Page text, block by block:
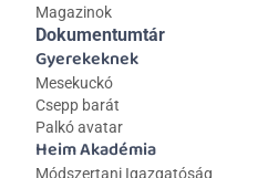
Magazinok
Gyerekeknek
Mesekuckó
Csepp barát
Palkó avatar
Heim Akadémia
Módszertani Igazgatóság
Dokumentumtár